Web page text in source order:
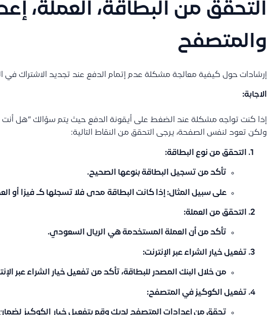
التحقق من البطاقة، العملة،
والمتصفح
إرشادات حول كيفية معالجة مشكلة عدم إتمام الدفع عند تجديد الاشتراك في
الاجابة:
إذا كنت تواجه مشكلة عند الضغط على أيقونة الدفع حيث يتم سؤالك “هل أنت
ولكن تعود لنفس الصفحة، يرجى التحقق من النقاط التالية:
التحقق من نوع البطاقة:
تأكد من تسجيل البطاقة بنوعها الصحيح.
على سبيل المثال: إذا كانت البطاقة مدىفلا تسجلها كـ فيزا أو
التحقق من العملة:
تأكد من أن العملة المستخدمة هي الريال السعودي.
تفعيل خيار الشراء عبر الإنترنت:
من خلال البنك المصدر للبطاقة، تأكد من تفعيل خيار الشراء عبر
تفعيل الكوكيز في المتصفح:
تحقق من إعدادات المتصفح لديك وقم بتفعيل خيار الكوكيز